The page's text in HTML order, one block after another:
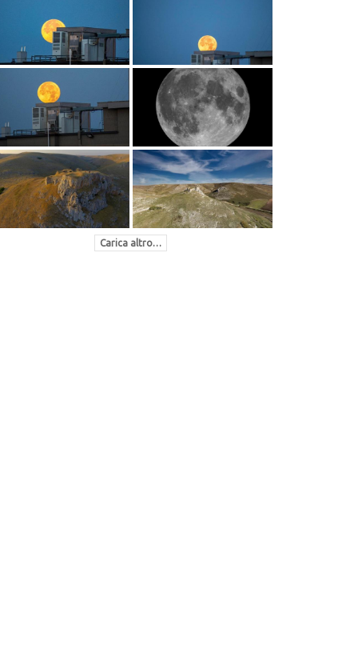
Carica altro…